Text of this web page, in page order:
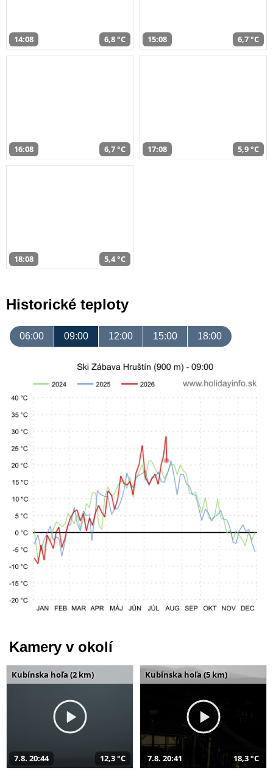
14:08 6,8 °C 15:08 6,7 °C
16:08 6,7 °C 17:08 5,9 °C
18:08 5,4 °C
Historické teploty
06:00 09:00 12:00 15:00 18:00
Kamery v okolí
Kubínska hoľa (2 km)
7.8. 20:44 12,3 °C
Kubínska hoľa (5 km)
7.8. 20:41 18,3 °C